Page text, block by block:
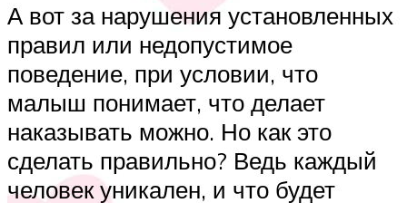
А вот за нарушения установленных
правил или недопустимое
поведение, при условии, что
малыш понимает, что делает
наказывать можно. Но как это
сделать правильно? Ведь каждый
человек уникален, и что будет